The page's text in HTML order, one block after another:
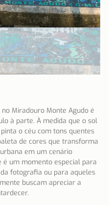
Miradouro Monte Agudo é
à parte. À medida que o sol
o céu com tons quentes
de cores que transforma
em um cenário
é um momento especial para
fotografia ou para aqueles
buscam apreciar a